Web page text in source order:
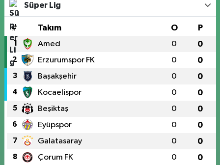
Süper Lig
# Takım O P
1 Amed 0 0
2 Erzurumspor FK 0 0
3 Başakşehir 0 0
4 Kocaelispor 0 0
5 Beşiktaş 0 0
6 Eyüpspor 0 0
7 Galatasaray 0 0
8 Çorum FK 0 0